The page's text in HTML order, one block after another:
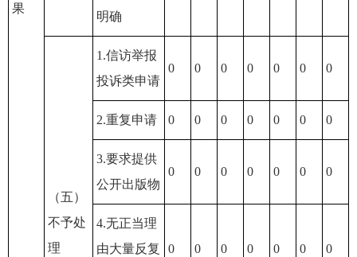
果
明确
（五）
不予处
理
1.信访举报
投诉类申请
0 0 0 0 0 0 0
2.重复申请 0 0 0 0 0 0 0
3.要求提供
公开出版物
0 0 0 0 0 0 0
4.无正当理
由大量反复
0 0 0 0 0 0 0